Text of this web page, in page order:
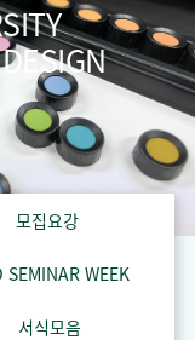
모집요강
SEMINAR WEEK
서식모음